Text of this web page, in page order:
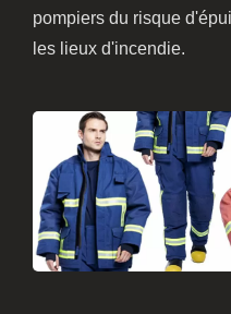
pompiers du risque
les lieux d'incendie.